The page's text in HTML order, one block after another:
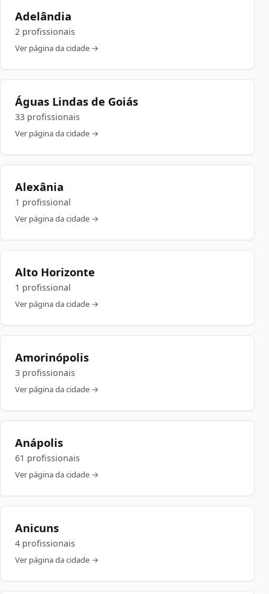
Adelândia
2 profissionais
Ver página da cidade →
Águas Lindas de Goiás
33 profissionais
Ver página da cidade →
Alexânia
1 profissional
Ver página da cidade →
Alto Horizonte
1 profissional
Ver página da cidade →
Amorinópolis
3 profissionais
Ver página da cidade →
Anápolis
61 profissionais
Ver página da cidade →
Anicuns
4 profissionais
Ver página da cidade →